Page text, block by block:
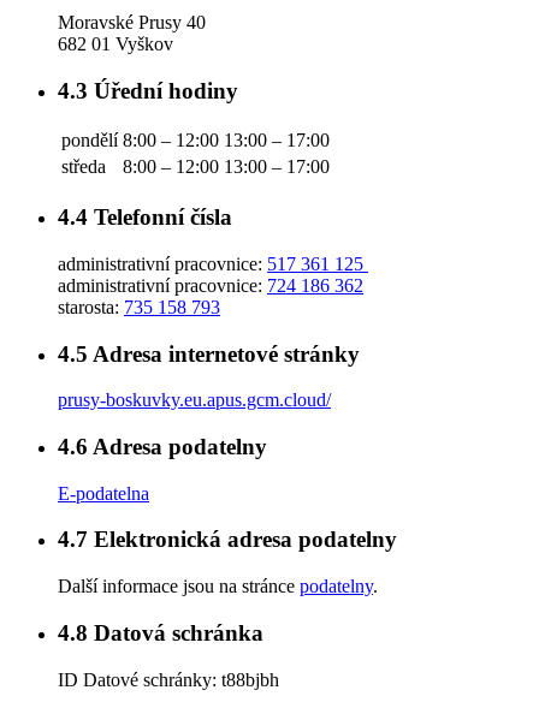
Moravské Prusy 40
682 01 Vyškov
4.3 Úřední hodiny
pondělí 8:00 – 12:00 13:00 – 17:00
středa
8:00 – 12:00 13:00 – 17:00
4.4 Telefonní čísla
administrativní pracovnice: 517 361 125
administrativní pracovnice: 724 186 362
starosta: 735 158 793
4.5 Adresa internetové stránky
prusy-boskuvky.eu.apus.gcm.cloud/
4.6 Adresa podatelny
E-podatelna
4.7 Elektronická adresa podatelny
Další informace jsou na stránce podatelny.
4.8 Datová schránka
ID Datové schránky: t88bjbh